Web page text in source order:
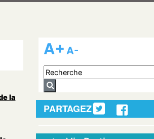
la
A+ A-
PARTAGEZ